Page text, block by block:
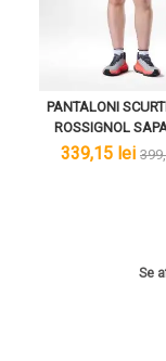
PANTALONI
ROSSIGNOL
lei
339,15 lei lei
Se